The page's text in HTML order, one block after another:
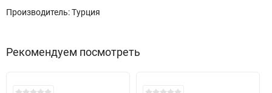
Производитель: Турция
Рекомендуем посмотреть
Хит!